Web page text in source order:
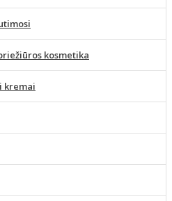
kosmetika
kremai